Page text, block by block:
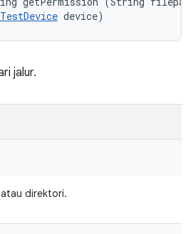
device)
jalur.
direktori.